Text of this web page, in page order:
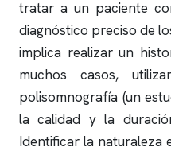
tratar a un paciente
diagnóstico preciso de
implica realizar un
muchos casos,
polisomnografía (un
la calidad y la
Identificar la naturaleza